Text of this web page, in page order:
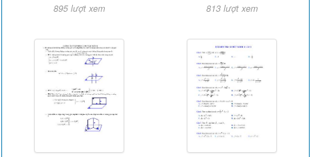
895 lượt xem 813 lượt xem